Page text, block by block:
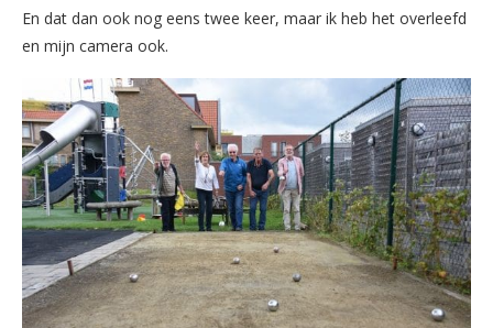
En dat dan ook nog eens twee keer, maar ik heb het overleefd
en mijn camera ook.